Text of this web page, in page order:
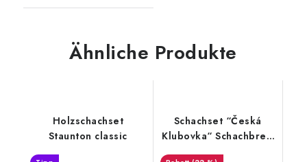
Ähnliche Produkte
Holzschachset
Staunton classic
Schachset “Česká
Klubovka“ Schachbrett